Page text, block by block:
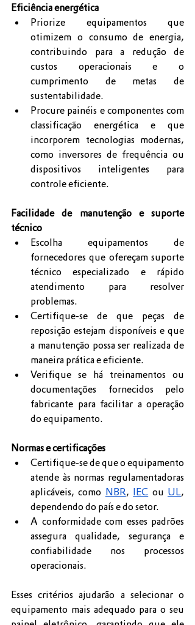
Eficiência energética
Priorize equipamentos que
otimizem o consumo de energia,
contribuindo para a redução de
custos operacionais e o
cumprimento de metas de
sustentabilidade.
Procure painéis e componentes com
classificação energética e que
incorporem tecnologias modernas,
como inversores de frequência ou
dispositivos inteligentes para
controle eficiente.
Facilidade de manutenção e suporte
técnico
Escolha equipamentos de
fornecedores que ofereçam suporte
técnico especializado e rápido
atendimento para resolver
problemas.
Certifique-se de que peças de
reposição estejam disponíveis e que
a manutenção possa ser realizada de
maneira prática e eficiente.
Verifique se há treinamentos ou
documentações fornecidos pelo
fabricante para facilitar a operação
do equipamento.
Normas e certificações
Certifique-se de que o equipamento
atende às normas regulamentadoras
aplicáveis, como NBR, IEC ou UL,
dependendo do país e do setor.
A conformidade com esses padrões
assegura qualidade, segurança e
confiabilidade nos processos
operacionais.
Esses critérios ajudarão a selecionar o
equipamento mais adequado para o seu